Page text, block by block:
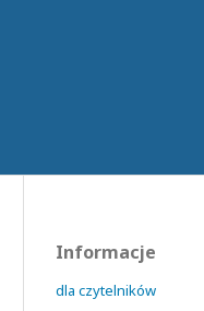
Informacje
dla czytelników